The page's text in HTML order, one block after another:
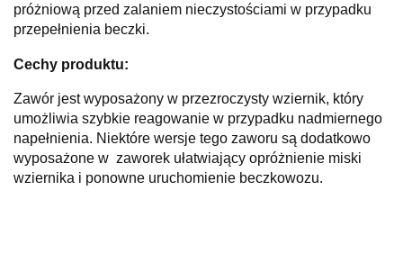
próżniową przed zalaniem nieczystościami w przypadku
przepełnienia beczki.
Cechy produktu:
Zawór jest wyposażony w przezroczysty wziernik, który
umożliwia szybkie reagowanie w przypadku nadmiernego
napełnienia. Niektóre wersje tego zaworu są dodatkowo
wyposażone w zaworek ułatwiający opróżnienie miski
wziernika i ponowne uruchomienie beczkowozu.